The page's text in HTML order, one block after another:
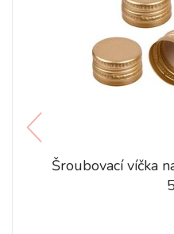
Šroubovací víčka